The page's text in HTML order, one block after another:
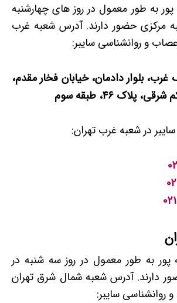
به طور معمول در روز های چهارشنبه
مرکزی حضور دارند. آدرس شعبه غرب
و روانشناسی سایبر:
بلوار دادمان، خیابان فخار مقدم،
پلاک ۴۶، طبقه سوم
در شعبه غرب تهران:
پور به طور معمول در روز سه شنبه در
دارند. آدرس شعبه شمال شرق تهران
روانشناسی سایبر: